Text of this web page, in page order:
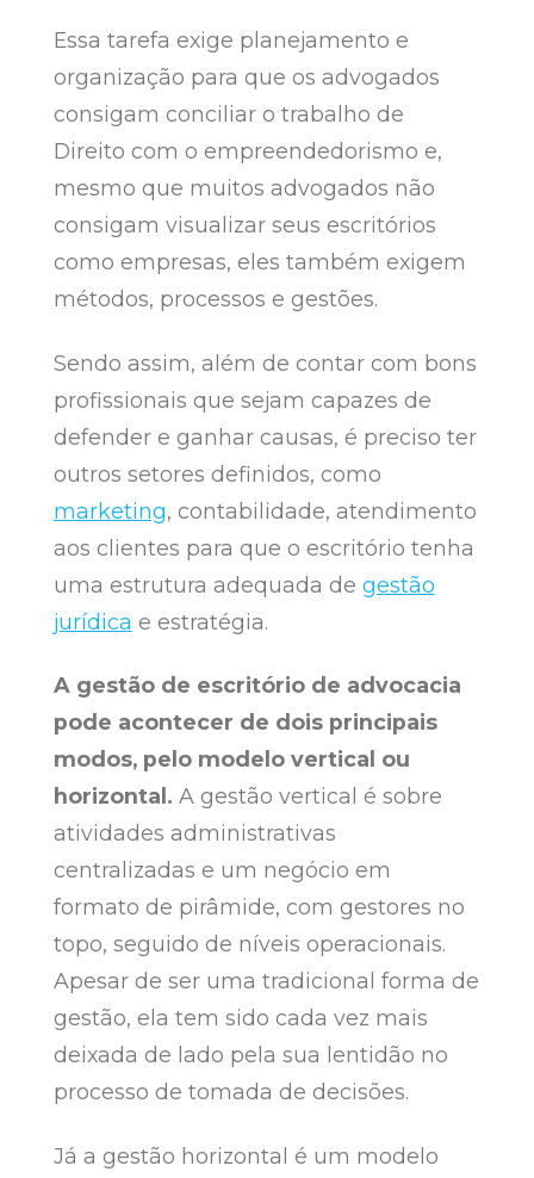
Essa tarefa exige planejamento e
organização para que os advogados
consigam conciliar o trabalho de
Direito com o empreendedorismo e,
mesmo que muitos advogados não
consigam visualizar seus escritórios
como empresas, eles também exigem
métodos, processos e gestões.
Sendo assim, além de contar com bons
profissionais que sejam capazes de
defender e ganhar causas, é preciso ter
outros setores definidos, como
marketing, contabilidade, atendimento
aos clientes para que o escritório tenha
uma estrutura adequada de gestão
jurídica e estratégia.
A gestão de escritório de advocacia
pode acontecer de dois principais
modos, pelo modelo vertical ou
horizontal. A gestão vertical é sobre
atividades administrativas
centralizadas e um negócio em
formato de pirâmide, com gestores no
topo, seguido de níveis operacionais.
Apesar de ser uma tradicional forma de
gestão, ela tem sido cada vez mais
deixada de lado pela sua lentidão no
processo de tomada de decisões.
Já a gestão horizontal é um modelo